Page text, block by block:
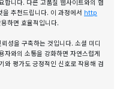
합니다. 다른 고품질 웹사이트와의 협
추천드립니다. 이 과정에서 http
하면 효율적입니다.
성을 구축하는 것입니다. 소셜 미디
자와의 소통을 강화하면 자연스럽게
와 평가도 긍정적인 신호로 작용해 검